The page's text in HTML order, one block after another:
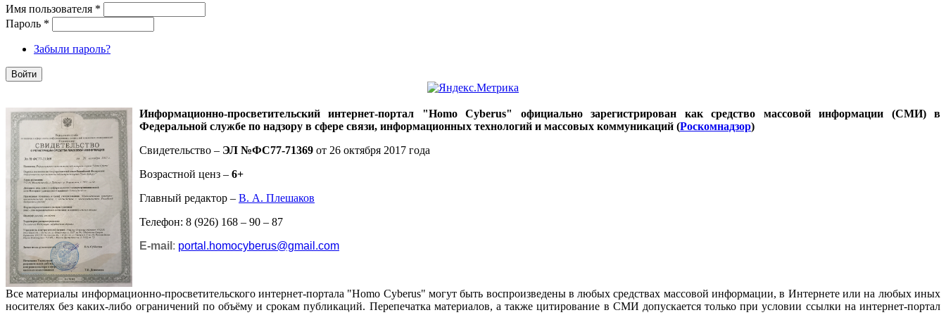
Имя пользователя *
Пароль *
Забыли пароль?
Информационно-просветительский интернет-портал "Homo Cyberus" официально зарегистрирован как средство массовой информации (СМИ) в
Федеральной службе по надзору в сфере связи, информационных технологий и массовых коммуникаций (Роскомнадзор)
Свидетельство – ЭЛ №ФС77-71369 от 26 октября 2017 года
Возрастной ценз – 6+
Главный редактор – В. А. Плешаков
Телефон: 8 (926) 168 – 90 – 87
E-mail : portal.homocyberus@gmail.com
Все материалы информационно-просветительского интернет-портала "Homo Cyberus" могут быть воспроизведены в любых средствах массовой информации, в Интернете или на любых иных
носителях без каких-либо ограничений по объёму и срокам публикаций. Перепечатка материалов, а также цитирование в СМИ допускается только при условии ссылки на интернет-портал